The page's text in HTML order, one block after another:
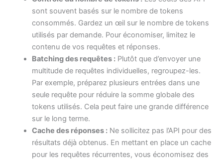
sont souvent basés sur le nombre de tokens
consommés. Gardez un œil sur le nombre de tokens
utilisés par demande. Pour économiser, limitez le
contenu de vos requêtes et réponses.
Batching des requêtes :Plutôt que d’envoyer une
multitude de requêtes individuelles, regroupez-les.
Par exemple, préparez plusieurs entrées dans une
seule requête pour réduire la somme globale des
tokens utilisés. Cela peut faire une grande différence
sur le long terme.
Cache des réponses :Ne sollicitez pas l’API pour des
résultats déjà obtenus. En mettant en place un cache
pour les requêtes récurrentes, vous économisez des